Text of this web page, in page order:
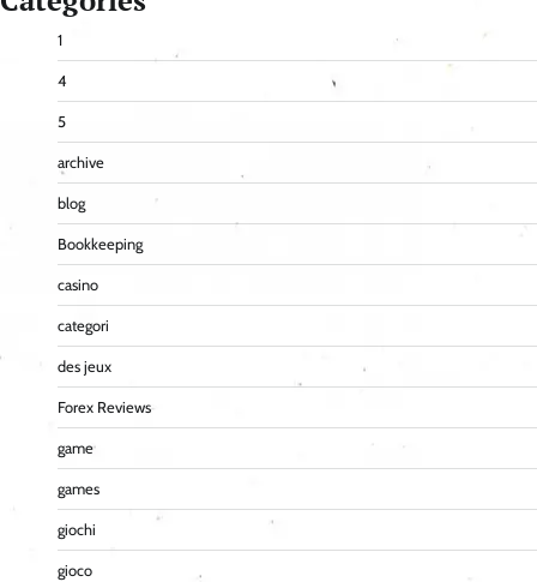
1
4
5
archive
blog
Bookkeeping
casino
categori
des jeux
Forex Reviews
game
games
giochi
gioco